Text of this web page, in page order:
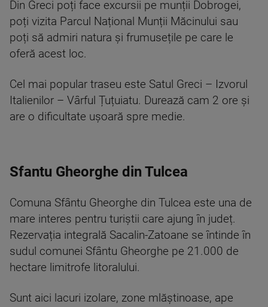
Din Greci poți face excursii pe munții Dobrogei,
poți vizita Parcul Național Munții Măcinului sau
poți să admiri natura și frumusețile pe care le
oferă acest loc.
Cel mai popular traseu este Satul Greci – Izvorul
Italienilor – Vârful Țuțuiatu. Durează cam 2 ore și
are o dificultate ușoară spre medie.
Sfantu Gheorghe din Tulcea
Comuna Sfântu Gheorghe din Tulcea este una de
mare interes pentru turiștii care ajung în județ.
Rezervația integrală Sacalin-Zatoane se întinde în
sudul comunei Sfântu Gheorghe pe 21.000 de
hectare limitrofe litoralului.
Sunt aici lacuri izolare, zone mlăștinoase, ape